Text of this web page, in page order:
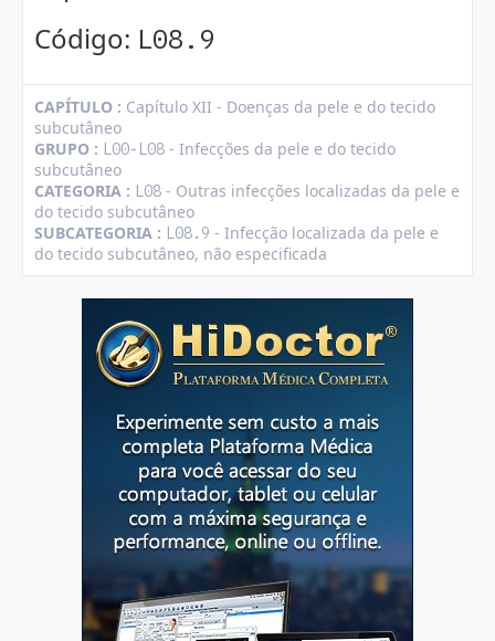
Código: L08.9
CAPÍTULO : Capítulo XII - Doenças da pele e do tecido
subcutâneo
GRUPO : L00-L08 - Infecções da pele e do tecido
subcutâneo
CATEGORIA : L08 - Outras infecções localizadas da pele e
do tecido subcutâneo
SUBCATEGORIA : L08.9 - Infecção localizada da pele e
do tecido subcutâneo, não especificada